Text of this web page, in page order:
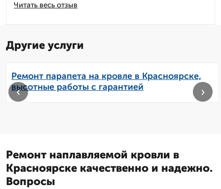
Читать весь отзыв
Другие услуги
Ремонт парапета на кровле в Красноярске,
высотные работы с гарантией
‹ ›
Ремонт наплавляемой кровли в
Красноярске качественно и надежно.
Вопросы